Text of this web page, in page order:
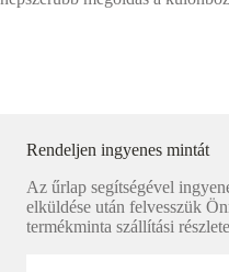
Rendeljen ingyenes mintát
Az űrlap segítségével
elküldése után felvesszük
termékminta szállítási